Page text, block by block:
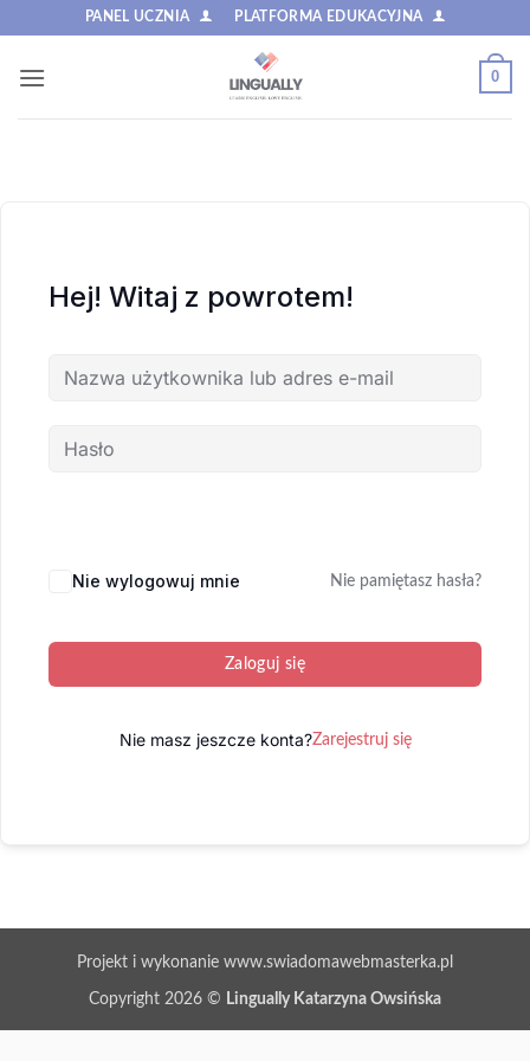
zawartości
PANEL UCZNIA PLATFORMA EDUKACYJNA
0
Hej! Witaj z powrotem!
Nie wylogowuj mnie Nie pamiętasz hasła?
Zaloguj się
Nie masz jeszcze konta?Zarejestruj się
Projekt i wykonanie www.swiadomawebmasterka.pl
Copyright 2026 © Lingually Katarzyna Owsińska